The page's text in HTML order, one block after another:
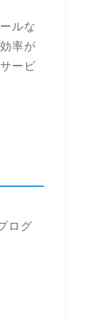
ルな
率が
ービ
ログ